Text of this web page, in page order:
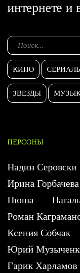
интернете и
КИНО
ЗВЕЗДЫ
ПЕРСОНЫ
Надин Серовски
Ирина Горбачева
Нюша
Роман
Ксения Собчак
Юрий
Гарик Харламов